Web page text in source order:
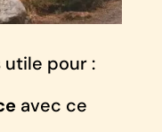
utile pour :
avec ce